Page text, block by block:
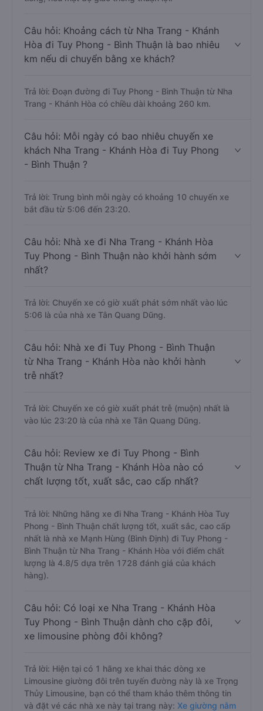
Câu hỏi: Khoảng cách từ Nha Trang - Khánh
Hòa đi Tuy Phong - Bình Thuận là bao nhiêu
km nếu di chuyển bằng xe khách?
Trả lời: Đoạn đường đi Tuy Phong - Bình Thuận từ Nha
Trang - Khánh Hòa có chiều dài khoảng 260 km.
Câu hỏi: Mỗi ngày có bao nhiêu chuyến xe
khách Nha Trang - Khánh Hòa đi Tuy Phong
- Bình Thuận ?
Trả lời: Trung bình mỗi ngày có khoảng 10 chuyến xe
bắt đầu từ 5:06 đến 23:20.
Câu hỏi: Nhà xe đi Nha Trang - Khánh Hòa
Tuy Phong - Bình Thuận nào khởi hành sớm
nhất?
Trả lời: Chuyến xe có giờ xuất phát sớm nhất vào lúc
5:06 là của nhà xe Tân Quang Dũng.
Câu hỏi: Nhà xe đi Tuy Phong - Bình Thuận
từ Nha Trang - Khánh Hòa nào khởi hành
trễ nhất?
Trả lời: Chuyến xe có giờ xuất phát trễ (muộn) nhất là
vào lúc 23:20 là của nhà xe Tân Quang Dũng.
Câu hỏi: Review xe đi Tuy Phong - Bình
Thuận từ Nha Trang - Khánh Hòa nào có
chất lượng tốt, xuất sắc, cao cấp nhất?
Trả lời: Những hãng xe đi Nha Trang - Khánh Hòa Tuy
Phong - Bình Thuận chất lượng tốt, xuất sắc, cao cấp
nhất là nhà xe Mạnh Hùng (Bình Định) đi Tuy Phong -
Bình Thuận từ Nha Trang - Khánh Hòa với điểm chất
lượng là 4.8/5 dựa trên 1728 đánh giá của khách
hàng).
Câu hỏi: Có loại xe Nha Trang - Khánh Hòa
Tuy Phong - Bình Thuận dành cho cặp đôi,
xe limousine phòng đôi không?
Trả lời: Hiện tại có 1 hãng xe khai thác dòng xe
Limousine giường đôi trên tuyến đường này là xe Trọng
Thủy Limousine, bạn có thể tham khảo thêm thông tin
và đặt vé các nhà xe này tại trang này: Xe giường nằm